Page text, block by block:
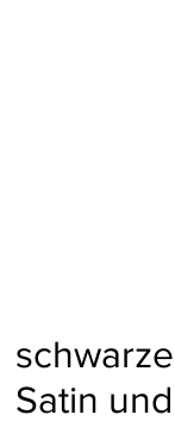
Satin